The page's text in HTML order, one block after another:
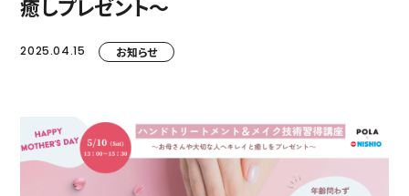
癒しプレゼント～
2025.04.15 お知らせ